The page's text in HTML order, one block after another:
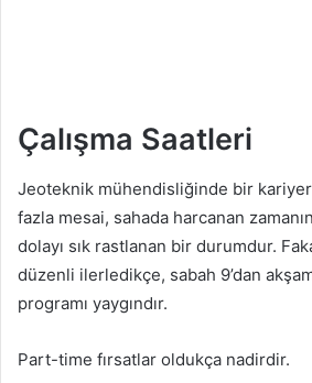
Çalışma Saatleri
Jeoteknik mühendisliğinde bir
fazla mesai, sahada harcanan
dolayı sık rastlanan bir durumdur.
düzenli ilerledikçe, sabah 9’dan
programı yaygındır.
Part-time fırsatlar oldukça nadirdir.